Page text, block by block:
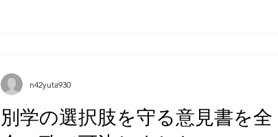
間の多さを示すことが目的ではありません。 どのような
活動に時間を使い、町民の皆さまから伺った声をどのよ
うに町政につなげようとしているのかを、できるだけ分
かりやすくお伝えするためのものです。 なお、今回の見
別学の選択肢を守る意見書を全
n42yuta930